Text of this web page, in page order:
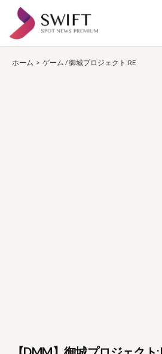
テ
ホーム > ゲーム /御城プロジェクト:RE